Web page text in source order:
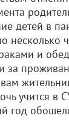
детей в
несколько
и
за
учится в
год